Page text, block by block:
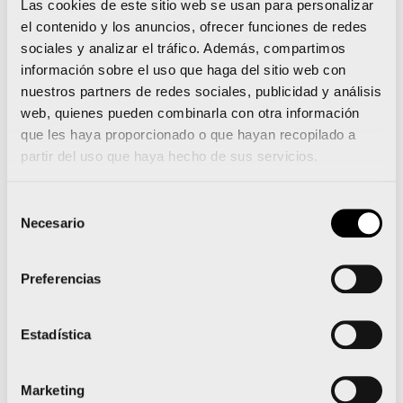
Las cookies de este sitio web se usan para personalizar
el contenido y los anuncios, ofrecer funciones de redes
sociales y analizar el tráfico. Además, compartimos
información sobre el uso que haga del sitio web con
nuestros partners de redes sociales, publicidad y análisis
web, quienes pueden combinarla con otra información
que les haya proporcionado o que hayan recopilado a
partir del uso que haya hecho de sus servicios.
Necesario
Preferencias
Estadística
Marketing
como inscrito podrá unirse a las múltiples
animaciones que habrá a lo largo del recorrido
para apoyar a los corredores en su trayecto hacia
la meta, situada en el Paseo de la Alameda.
Una mañana de deporte que se prolongará con el
Tras la finalización de la Volta a Peu València
Caixa Popular habrá distintas actividades para
Además, tras la celebración de la carrera popular,
muchos de los participantes tomarán la Avenida
de Aragón también para acudir al último partido de